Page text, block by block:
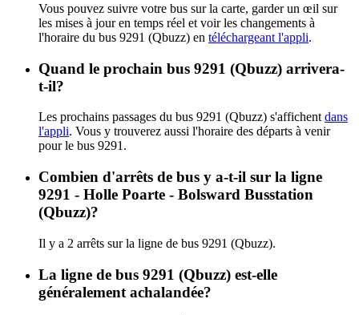
Vous pouvez suivre votre bus sur la carte, garder un œil sur
les mises à jour en temps réel et voir les changements à
l'horaire du bus 9291 (Qbuzz) en téléchargeant l'appli.
Quand le prochain bus 9291 (Qbuzz) arrivera-
t-il?
Les prochains passages du bus 9291 (Qbuzz) s'affichent dans
l'appli. Vous y trouverez aussi l'horaire des départs à venir
pour le bus 9291.
Combien d'arrêts de bus y a-t-il sur la ligne
9291 - Holle Poarte - Bolsward Busstation
(Qbuzz)?
Il y a 2 arrêts sur la ligne de bus 9291 (Qbuzz).
La ligne de bus 9291 (Qbuzz) est-elle
généralement achalandée?